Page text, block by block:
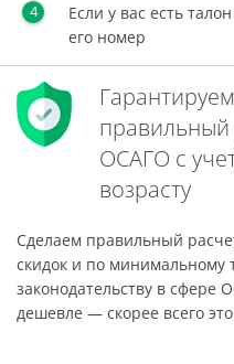
Если у вас есть
его номер
правильный
ОСАГО с
возрасту
Сделаем правильный
скидок и по минимальному
законодательству в сфере
дешевле — скорее всего